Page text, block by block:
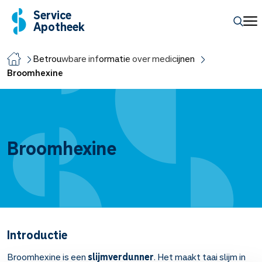
Service
Apotheek
Betrouwbare informatie over medicijnen
Broomhexine
Broomhexine
Introductie
Broomhexine is eenslijmverdunner. Het maakt taai slijm in